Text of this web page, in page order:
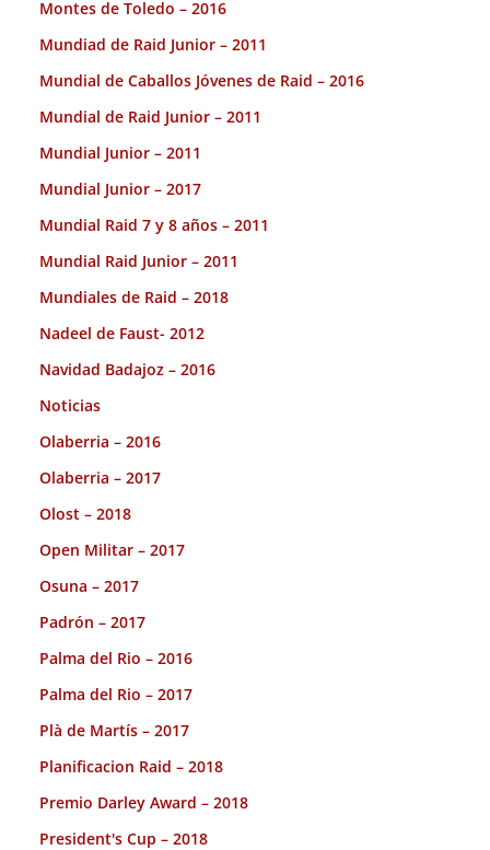
Montes de Toledo – 2016
Mundiad de Raid Junior – 2011
Mundial de Caballos Jóvenes de Raid – 2016
Mundial de Raid Junior – 2011
Mundial Junior – 2011
Mundial Junior – 2017
Mundial Raid 7 y 8 años – 2011
Mundial Raid Junior – 2011
Mundiales de Raid – 2018
Nadeel de Faust- 2012
Navidad Badajoz – 2016
Noticias
Olaberria – 2016
Olaberria – 2017
Olost – 2018
Open Militar – 2017
Osuna – 2017
Padrón – 2017
Palma del Rio – 2016
Palma del Rio – 2017
Plà de Martís – 2017
Planificacion Raid – 2018
Premio Darley Award – 2018
President's Cup – 2018